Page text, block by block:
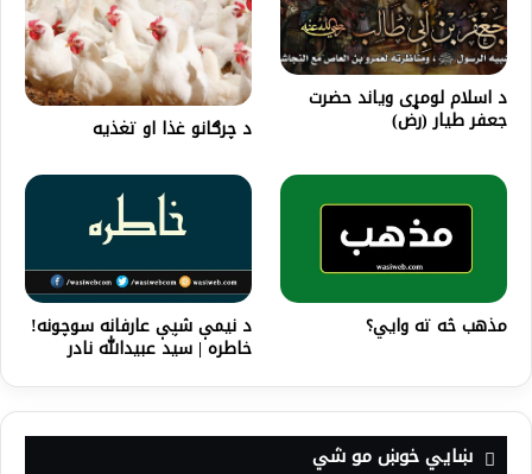
د اسلام لومړی وياند حضرت
جعفر طیار (رض) د چرګانو غذا او تغذیه
مذهب څه ته وايي؟ د نیمې شپې عارفانه سوچونه!
خاطره | سید عبیدالله نادر
ښايي خوښ مو شي